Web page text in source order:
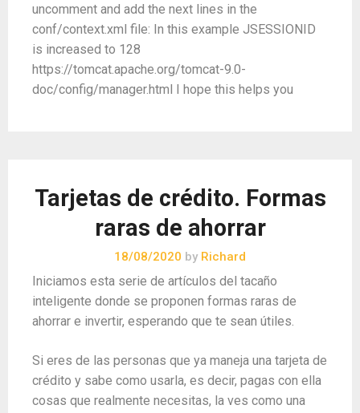
uncomment and add the next lines in the
conf/context.xml file: In this example JSESSIONID
is increased to 128
https://tomcat.apache.org/tomcat-9.0-
doc/config/manager.html I hope this helps you
Tarjetas de crédito. Formas
raras de ahorrar
18/08/2020 by Richard
Iniciamos esta serie de artículos del tacaño
inteligente donde se proponen formas raras de
ahorrar e invertir, esperando que te sean útiles.
Si eres de las personas que ya maneja una tarjeta de
crédito y sabe como usarla, es decir, pagas con ella
cosas que realmente necesitas, la ves como una